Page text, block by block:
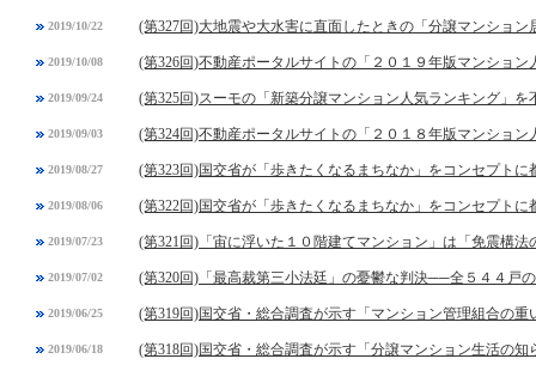
2019/10/22 (第327回)大地震や大水害に直面したときの「分譲マンション
2019/10/08 (第326回)不動産ポータルサイトの「２０１９年版マンショ
2019/09/24 (第325回)スーモの「新築分譲マンション人気ランキング」
2019/09/03 (第324回)不動産ポータルサイトの「２０１８年版マンショ
2019/08/27 (第323回)国交省が「歩きたくなるまちなか」をコンセプトに
2019/08/06 (第322回)国交省が「歩きたくなるまちなか」をコンセプトに
2019/07/23 (第321回)「宙に浮いた１０階建てマンション」は「免震構法
2019/07/02 (第320回)「最高裁第三小法廷」の憂鬱な判決──全５４４戸
2019/06/25 (第319回)国交省・総合調査が示す「マンション管理組合の重
2019/06/18 (第318回)国交省・総合調査が示す「分譲マンション生活の知